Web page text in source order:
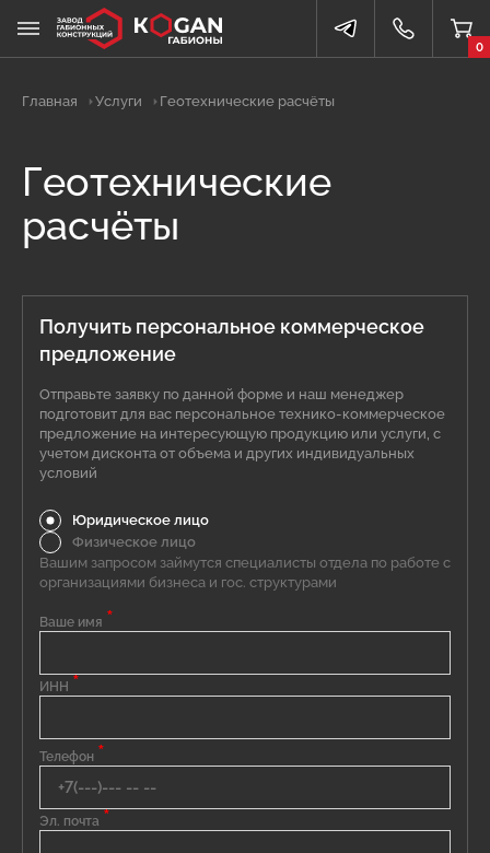
0
Главная Услуги Геотехнические расчёты
Геотехнические
расчёты
Получить персональное коммерческое
предложение
Отправьте заявку по данной форме и наш менеджер
подготовит для вас персональное технико-коммерческое
предложение на интересующую продукцию или услуги, с
учетом дисконта от объема и других индивидуальных
условий
Юридическое лицо
Физическое лицо
Вашим запросом займутся специалисты отдела по работе с
организациями бизнеса и гос. структурами
Ваше имя *
ИНН *
Телефон *
Эл. почта *